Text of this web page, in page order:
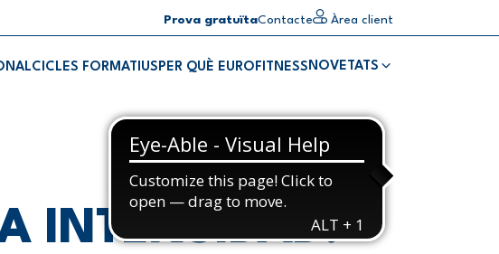
Prova gratuïtaContacte Àrea client
CICLES FORMATIUS PER QUÈ EUROFITNESS NOVETATS
INTENSIDAD: